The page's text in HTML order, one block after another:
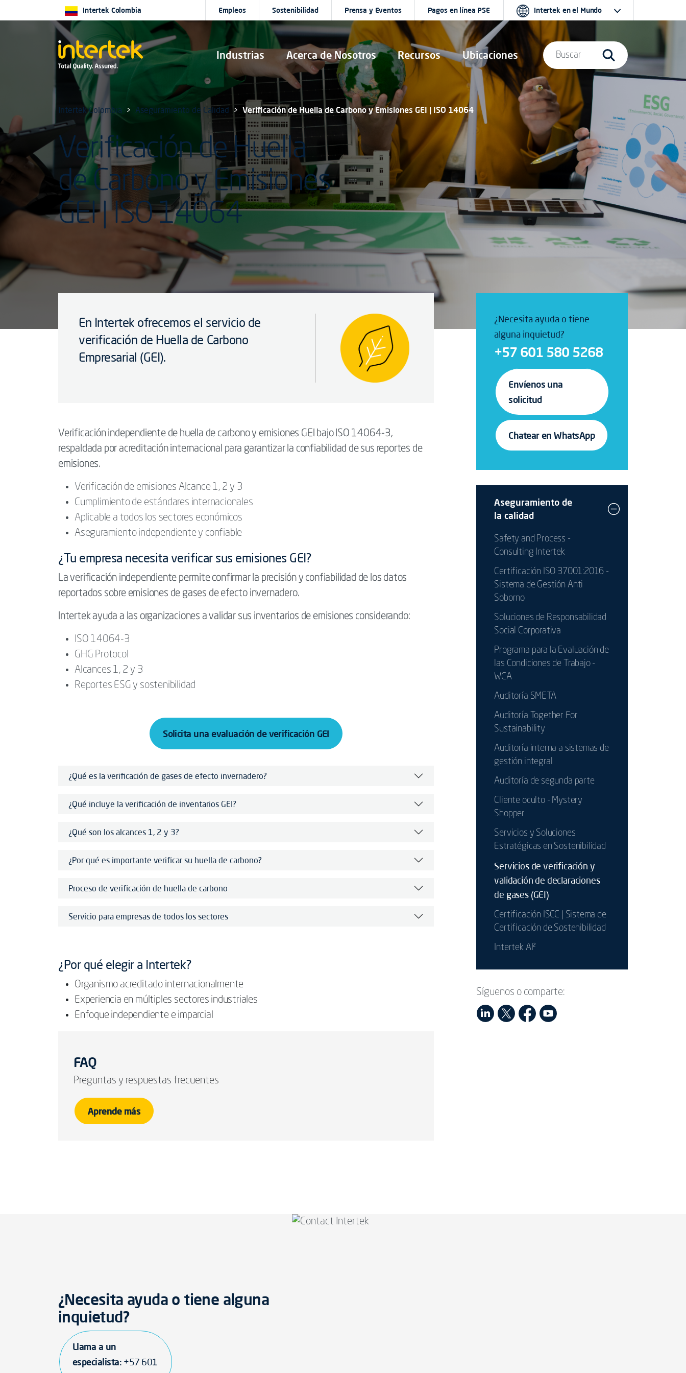
Industrias Acerca de Nosotros Recursos Ubicaciones
Intertek Colombia Empleos Sostenibilidad Prensa y Eventos Pagos en línea PSE Intertek en el Mundo
Buscar
Intertek Colombia Aseguramiento de Calidad Verificación de Huella de Carbono y Emisiones GEI | ISO 14064
Verificación de Huella
de Carbono y Emisiones
GEI | ISO 14064
En Intertek ofrecemos el servicio de
verificación de Huella de Carbono
Empresarial (GEI).
Verificación independiente de huella de carbono y emisiones GEI bajo ISO 14064-3,
respaldada por acreditación internacional para garantizar la confiabilidad de sus reportes de
emisiones.
Verificación de emisiones Alcance 1, 2 y 3
Cumplimiento de estándares internacionales
Aplicable a todos los sectores económicos
Aseguramiento independiente y confiable
¿Tu empresa necesita verificar sus emisiones GEI?
La verificación independiente permite confirmar la precisión y confiabilidad de los datos
reportados sobre emisiones de gases de efecto invernadero.
Intertek ayuda a las organizaciones a validar sus inventarios de emisiones considerando:
ISO 14064-3
GHG Protocol
Alcances 1, 2 y 3
Reportes ESG y sostenibilidad
Solicita una evaluación de verificación GEI
¿Qué es la verificación de gases de efecto invernadero?
¿Qué incluye la verificación de inventarios GEI?
¿Qué son los alcances 1, 2 y 3?
¿Por qué es importante verificar su huella de carbono?
Proceso de verificación de huella de carbono
Servicio para empresas de todos los sectores
¿Por qué elegir a Intertek?
Organismo acreditado internacionalmente
Experiencia en múltiples sectores industriales
Enfoque independiente e imparcial
FAQ
Preguntas y respuestas frecuentes
Aprende más
¿Necesita ayuda o tiene
alguna inquietud?
+57 601 580 5268
Envíenos una
solicitud
Chatear en WhatsApp
Aseguramiento de
la calidad
Safety and Process -
Consulting Intertek
Certificación ISO 37001:2016 -
Sistema de Gestión Anti
Soborno
Soluciones de Responsabilidad
Social Corporativa
Programa para la Evaluación de
las Condiciones de Trabajo -
WCA
Auditoría SMETA
Auditoría Together For
Sustainability
Auditoría interna a sistemas de
gestión integral
Auditoría de segunda parte
Cliente oculto - Mystery
Shopper
Servicios y Soluciones
Estratégicas en Sostenibilidad
Servicios de verificación y
validación de declaraciones
de gases (GEI)
Certificación ISCC | Sistema de
Certificación de Sostenibilidad
Intertek AI²
Síguenos o comparte:
¿Necesita ayuda o tiene alguna
inquietud?
Llama a un
especialista: +57 601